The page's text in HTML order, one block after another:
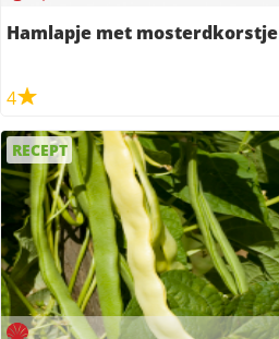
Hamlapje met mosterdkorstje
4
RECEPT